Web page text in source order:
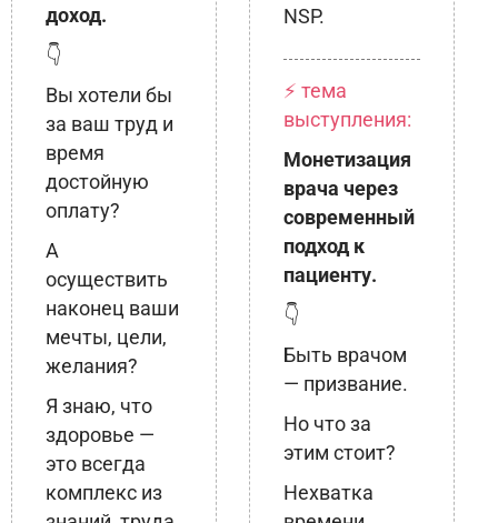
доход.
👇
Вы хотели бы
за ваш труд и
время
достойную
оплату?
А
осуществить
наконец ваши
мечты, цели,
желания?
Я знаю, что
здоровье —
это всегда
комплекс из
NSP.
⚡ тема
выступления:
Монетизация
врача через
современный
подход к
пациенту.
👇
Быть врачом
— призвание.
Но что за
этим стоит?
Нехватка